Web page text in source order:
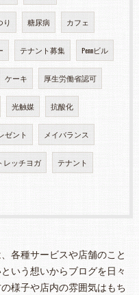
り 糖尿病 カフェ
テナント募集 Pennビル
ケーキ 厚生労働省認可
光触媒 抗酸化
ゼント メイバランス
レッチヨガ テナント
各種サービスや店舗のこと
いう想いからブログを日々
様子や店内の雰囲気はもち